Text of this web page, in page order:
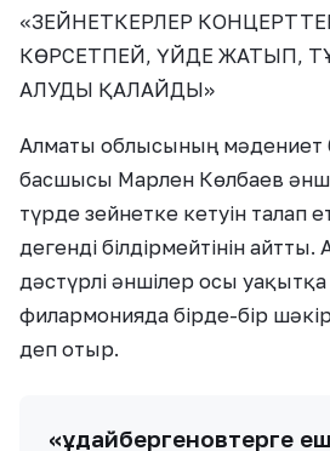
«ЗЕЙНЕТКЕРЛЕР
КӨРСЕТПЕЙ, ҮЙДЕ ЖАТЫП,
АЛУДЫ ҚАЛАЙДЫ»
Алматы облысының мәдениет
басшысы Марлен Көлбаев
түрде зейнетке кетуін талап
дегенді білдірмейтінін
дәстүрлі әншілер осы уақытқа
филармонияда бірде-бір
деп отыр.
«Құдайбергеновтерге